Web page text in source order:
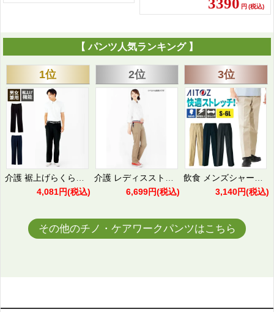
3390 円 (税込)
【 パンツ人気ランキング 】
1位
介護 裾上げらくらくパンツ[ボンマックス/FP6700U]男女兼用
4,081円(税込)
2位
介護 レディスストレッチウエストリブパンツ[ボンマックス/FP6306L]
6,699円(税込)
3位
飲食 メンズシャーリングワンタックチノパンツ [アイトス/HS2602] ストレッチ/制電/男性用
3,140円(税込)
その他のチノ・ケアワークパンツはこちら